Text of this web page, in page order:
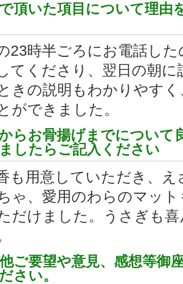
頂いた項目について理由
23時半ごろにお電話した
てくださり、翌日の朝
きの説明もわかりやす
ができました。
らお骨揚げまでについて
したらご記入ください
も用意していただき、え
ゃ、愛用のわらのマッ
だけました。うさぎも
ご要望や意見、感想等御
さい。